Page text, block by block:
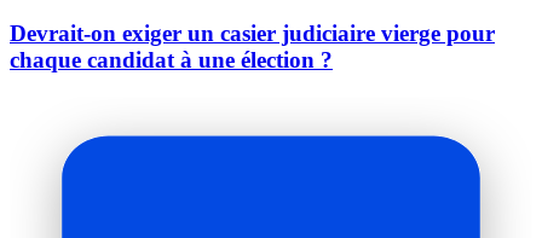
Devrait-on exiger un casier judiciaire vierge pour
chaque candidat à une élection ?